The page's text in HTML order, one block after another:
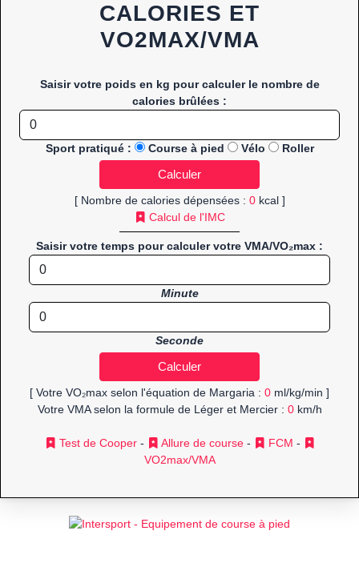
CALORIES ET
VO2MAX/VMA
Saisir votre poids en kg pour calculer le nombre de
calories brûlées :
Sport pratiqué : Course à pied Vélo Roller
[ Nombre de calories dépensées : 0kcal ]
Calcul de l'IMC
Saisir votre temps pour calculer votre VMA/VO₂max :
Minute
Seconde
[ Votre VO₂max selon l'équation de Margaria : 0 ml/kg/min ]
Votre VMA selon la formule de Léger et Mercier : 0km/h
Test de Cooper- Allure de course- FCM -
VO2max/VMA